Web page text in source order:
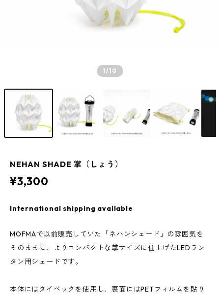
1/10
NEHAN SHADE 掌（しょう）
¥3,300
International shipping available
MOFMAで以前販売していた「ネハンシェード」の雰囲気を
そのままに、よりコンパクトな掌サイズに仕上げたLEDラン
タン用シェードです。
本体にはタイベックを使用し、裏面にはPETフィルムを貼り